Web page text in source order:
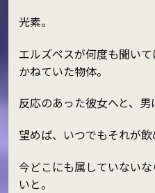
光素。
エルズペスが何度も聞い
かねていた物体。
反応のあった彼女へと、男
望めば、いつでもそれが飲
今どこにも属していない
いと。